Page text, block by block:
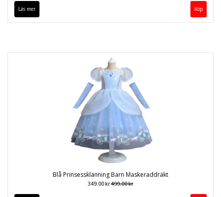
Läs mer Köp
Blå Prinsessklänning Barn Maskeraddräkt
349.00 kr499.00 kr